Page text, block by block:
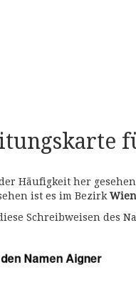
Häufigkeit her
ist es im Bezirk
Schreibweisen des